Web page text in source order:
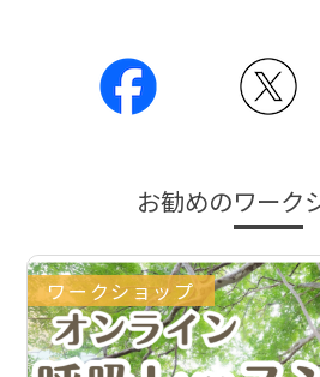
お勧めのワーク
ワークショップ